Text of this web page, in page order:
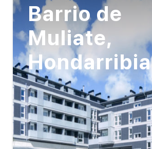
Barrio de
Muliate,
Hondarribia